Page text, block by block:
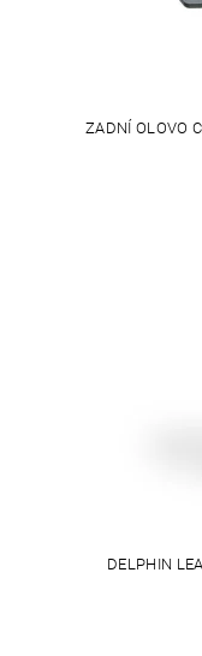
ZADNÍ OLOVO
DELPHIN